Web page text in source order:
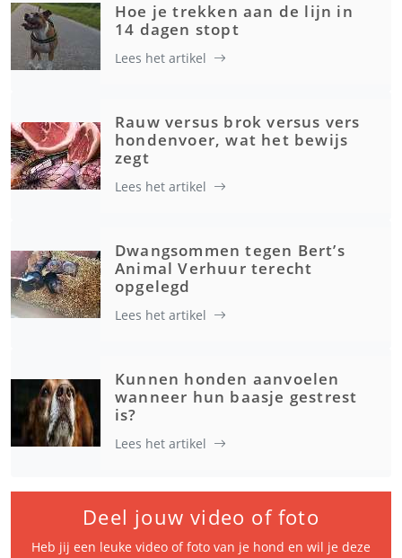
Hoe je trekken aan de lijn in
14 dagen stopt
Lees het artikel
Rauw versus brok versus vers
hondenvoer, wat het bewijs
zegt
Lees het artikel
Dwangsommen tegen Bert’s
Animal Verhuur terecht
opgelegd
Lees het artikel
Kunnen honden aanvoelen
wanneer hun baasje gestrest
is?
Lees het artikel
Deel jouw video of foto
Heb jij een leuke video of foto van je hond en wil je deze